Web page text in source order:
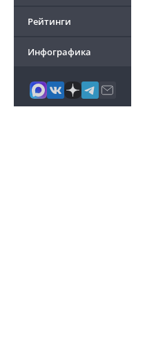
Рейтинги
Инфографика